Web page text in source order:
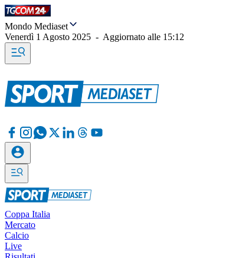
Mondo Mediaset
Venerdì 1 Agosto 2025 - Aggiornato alle 15:12
Coppa Italia
Mercato
Calcio
Live